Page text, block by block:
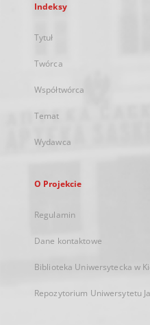
Indeksy
Tytuł
Twórca
Współtwórca
Temat
Wydawca
O Projekcie
Regulamin
Dane kontaktowe
Biblioteka Uniwersytecka w
Repozytorium Uniwersytetu